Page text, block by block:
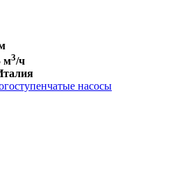
м3/ч
насосы